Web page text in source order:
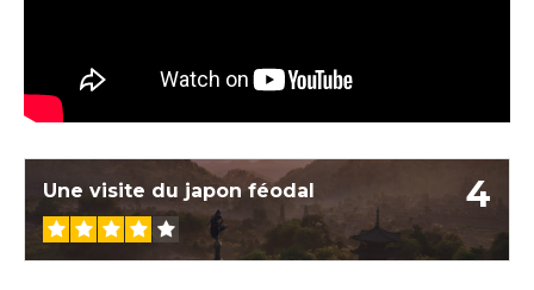
4
Une visite du japon féodal